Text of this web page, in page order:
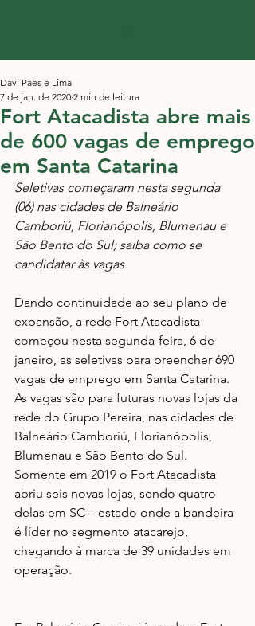
Fort Atacadista abre mais
de 600 vagas de emprego
em Santa Catarina
Davi Paes e Lima
7 de jan. de 2020 2 min de leitura
Seletivas começaram nesta segunda
(06) nas cidades de Balneário
Camboriú, Florianópolis, Blumenau e
São Bento do Sul; saiba como se
candidatar às vagas
Dando continuidade ao seu plano de
expansão, a rede Fort Atacadista
começou nesta segunda-feira, 6 de
janeiro, as seletivas para preencher 690
vagas de emprego em Santa Catarina.
As vagas são para futuras novas lojas da
rede do Grupo Pereira, nas cidades de
Balneário Camboriú, Florianópolis,
Blumenau e São Bento do Sul.
Somente em 2019 o Fort Atacadista
abriu seis novas lojas, sendo quatro
delas em SC – estado onde a bandeira
é líder no segmento atacarejo,
chegando à marca de 39 unidades em
operação.